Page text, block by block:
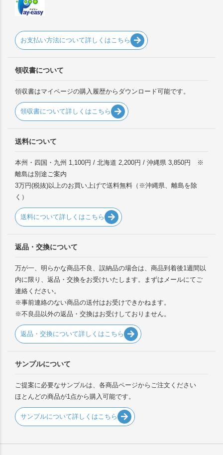
お支払い方法について詳しくはこちら
領収書について
領収書はマイページの購入履歴からダウンロード可能です。
領収書について詳しくはこちら
送料について
本州・四国・九州 1,100円 / 北海道 2,200円 / 沖縄県 3,850円 ※
離島は別途ご案内
3万円(税抜)以上のお買い上げで送料無料（※沖縄県、離島を除
く）
送料について詳しくはこちら
返品・交換について
万が一、明らかな商品不良、誤納品の場合は、商品到着後1週間以
内に限り、返品・交換をお受けいたします。まずはメールにてご
連絡ください。
※事前連絡のない商品の送付はお受けできかねます。
※不良品以外の返品・交換はお受けしておりません。
返品・交換について詳しくはこちら
サンプルについて
ご提案に必要なサンプルは、各商品ページからご注文ください
ほとんどの商品が1点から購入可能です。
サンプルについて詳しくはこちら